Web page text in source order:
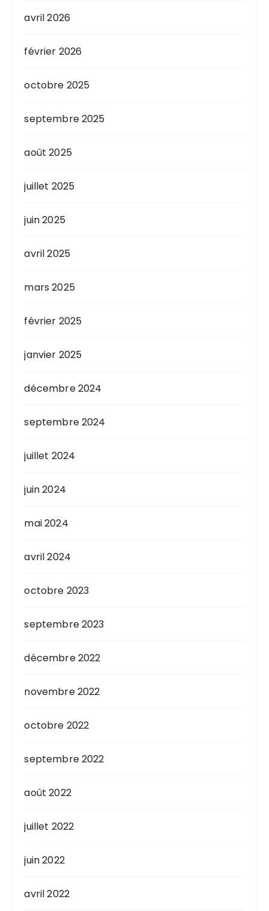
avril 2026
février 2026
octobre 2025
septembre 2025
août 2025
juillet 2025
juin 2025
avril 2025
mars 2025
février 2025
janvier 2025
décembre 2024
septembre 2024
juillet 2024
juin 2024
mai 2024
avril 2024
octobre 2023
septembre 2023
décembre 2022
novembre 2022
octobre 2022
septembre 2022
août 2022
juillet 2022
juin 2022
avril 2022